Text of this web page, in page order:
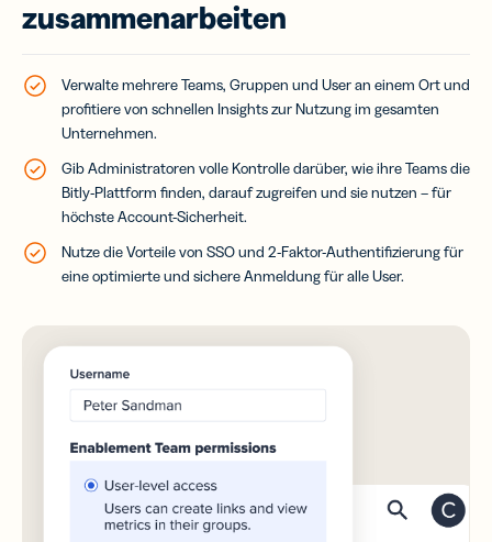
zusammenarbeiten
Verwalte mehrere Teams, Gruppen und User an einem Ort und
profitiere von schnellen Insights zur Nutzung im gesamten
Unternehmen.
Gib Administratoren volle Kontrolle darüber, wie ihre Teams die
Bitly-Plattform finden, darauf zugreifen und sie nutzen – für
höchste Account-Sicherheit.
Nutze die Vorteile von SSO und 2-Faktor-Authentifizierung für
eine optimierte und sichere Anmeldung für alle User.